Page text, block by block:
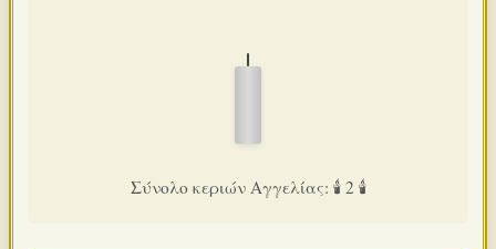
Σύνολο κεριών Αγγελίας: 🕯️ 2 🕯️